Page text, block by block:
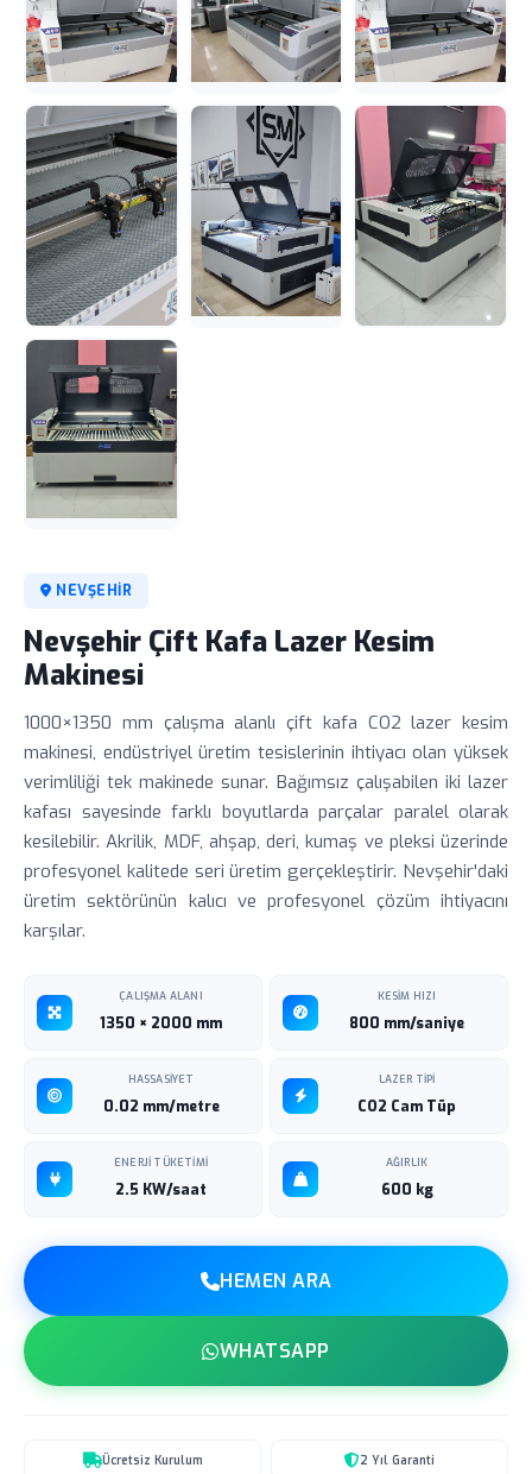
NEVŞEHIR
Nevşehir Çift Kafa Lazer Kesim
Makinesi
1000×1350 mm çalışma alanlı çift kafa CO2 lazer kesim
makinesi, endüstriyel üretim tesislerinin ihtiyacı olan yüksek
verimliliği tek makinede sunar. Bağımsız çalışabilen iki lazer
kafası sayesinde farklı boyutlarda parçalar paralel olarak
kesilebilir. Akrilik, MDF, ahşap, deri, kumaş ve pleksi üzerinde
profesyonel kalitede seri üretim gerçekleştirir. Nevşehir'daki
üretim sektörünün kalıcı ve profesyonel çözüm ihtiyacını
karşılar.
ÇALIŞMA ALANI
1350 × 2000 mm
KESIM HIZI
800 mm/saniye
HASSASIYET
0.02 mm/metre
LAZER TIPI
CO2 Cam Tüp
ENERJI TÜKETIMI
2.5 KW/saat
AĞIRLIK
600 kg
HEMEN ARA
WHATSAPP
Ücretsiz Kurulum 2 Yıl Garanti